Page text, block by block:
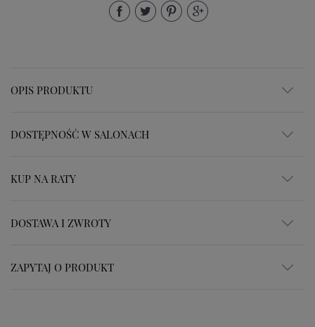
OPIS PRODUKTU
DOSTĘPNOŚĆ W SALONACH
KUP NA RATY
DOSTAWA I ZWROTY
ZAPYTAJ O PRODUKT